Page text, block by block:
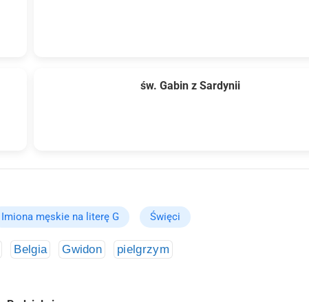
św. Gabin z Sardynii
Imiona męskie na literę G Święci
Belgia Gwidon pielgrzym